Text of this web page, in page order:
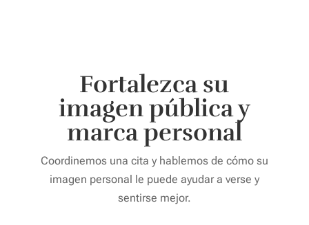
Fortalezca su
imagen pública y
marca personal
Coordinemos una cita y hablemos de cómo su
imagen personal le puede ayudar a verse y
sentirse mejor.